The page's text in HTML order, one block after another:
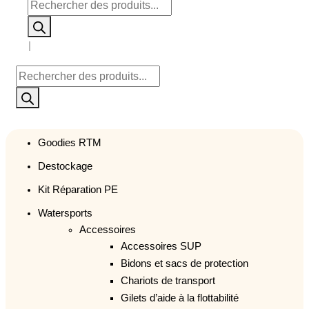
de
produits
Recherche
de
produits
Goodies RTM
Destockage
Kit Réparation PE
Watersports
Accessoires
Accessoires SUP
Bidons et sacs de protection
Chariots de transport
Gilets d’aide à la flottabilité